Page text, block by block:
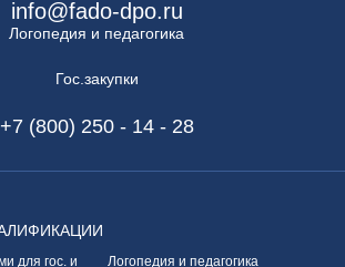
info@fado-dpo.ru
Логопедия и педагогика
Гос.закупки
+7 (800) 250 - 14 - 28
для гос. и
Логопедия и педагогика